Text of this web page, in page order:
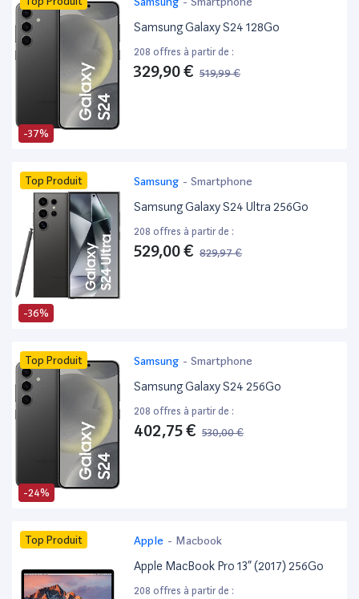
-37%
Samsung Galaxy S24 128Go
208 offres à partir de :
329,90 € 519,99 €
-36%
Top Produit Samsung - Smartphone
Samsung Galaxy S24 Ultra 256Go
208 offres à partir de :
529,00 € 829,97 €
-24%
Top Produit Samsung - Smartphone
Samsung Galaxy S24 256Go
208 offres à partir de :
402,75 € 530,00 €
Top Produit Apple - Macbook
Apple MacBook Pro 13” (2017) 256Go
208 offres à partir de :